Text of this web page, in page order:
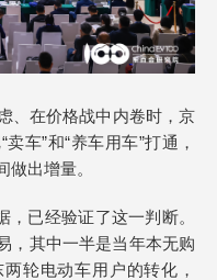
、在价格战中内卷时，京
车”和“养车用车”打通，
出增量。
，已经验证了这一判断。
，其中一半是当年本无购
轮电动车用户的转化，